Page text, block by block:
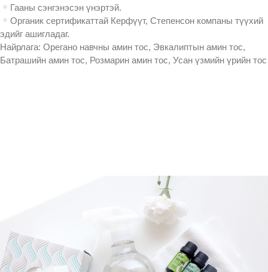
Гааны сэнгэнэсэн үнэртэй.
Органик сертификаттай Керфүүт, Степенсон компаны түүхий
эдийг ашигладаг.
Найрлага: Орегано навчны амин тос, Эвкалиптын амин тос,
Батрашийн амин тос, Розмарин амин тос, Усан үзмийн үрийн тос